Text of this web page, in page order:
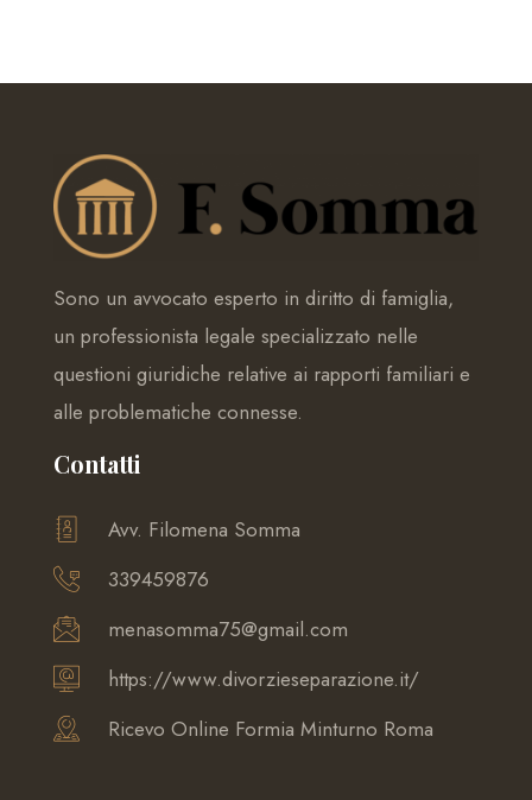
Sono un avvocato esperto in diritto di famiglia,
un professionista legale specializzato nelle
questioni giuridiche relative ai rapporti familiari e
alle problematiche connesse.
Contatti
Avv. Filomena Somma
339459876
menasomma75@gmail.com
https://www.divorzieseparazione.it/
Ricevo Online Formia Minturno Roma